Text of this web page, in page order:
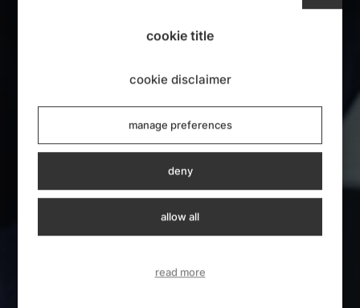
cookie title
cookie disclaimer
manage preferences
deny
allow all
read more